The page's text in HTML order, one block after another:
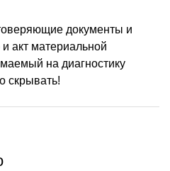
документы и
акт материальной
на диагностику
скрывать!